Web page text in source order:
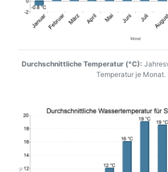
Durchschnittliche Temperatur (°C):
Temperatur je Monat.